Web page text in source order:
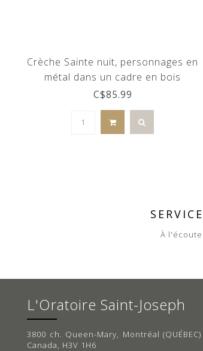
Crèche Sainte nuit, personnages en
métal dans un cadre en bois
C$85.99
À
L'Oratoire Saint-Joseph
3800 ch. Queen-Mary, Montréal (QUÉBEC)
Canada, H3V 1H6